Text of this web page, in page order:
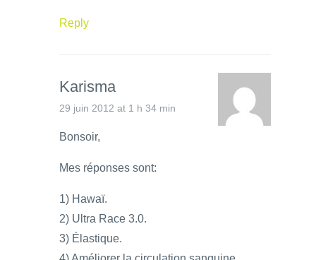
Reply
Karisma
29 juin 2012 at 1 h 34 min
Bonsoir,
Mes réponses sont:
1) Hawaï.
2) Ultra Race 3.0.
3) Élastique.